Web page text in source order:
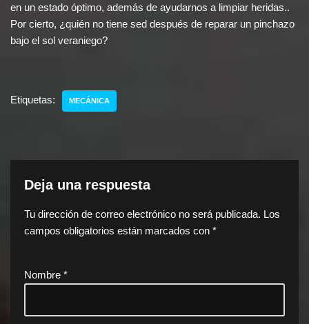
en un estado óptimo, además de ayudarnos a limpiar heridas..
Por cierto, ¿quién no tiene sed después de reparar un pinchazo
bajo el sol veraniego?
Etiquetas: MECÁNICA
Deja una respuesta
Tu dirección de correo electrónico no será publicada. Los
campos obligatorios están marcados con *
Nombre *